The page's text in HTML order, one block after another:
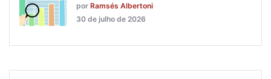
por Ramsés Albertoni
30 de julho de 2026